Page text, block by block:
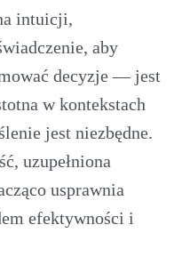
intuicji,
aby
decyzje — jest
w kontekstach
jest niezbędne.
uzupełniona
usprawnia
efektywności i